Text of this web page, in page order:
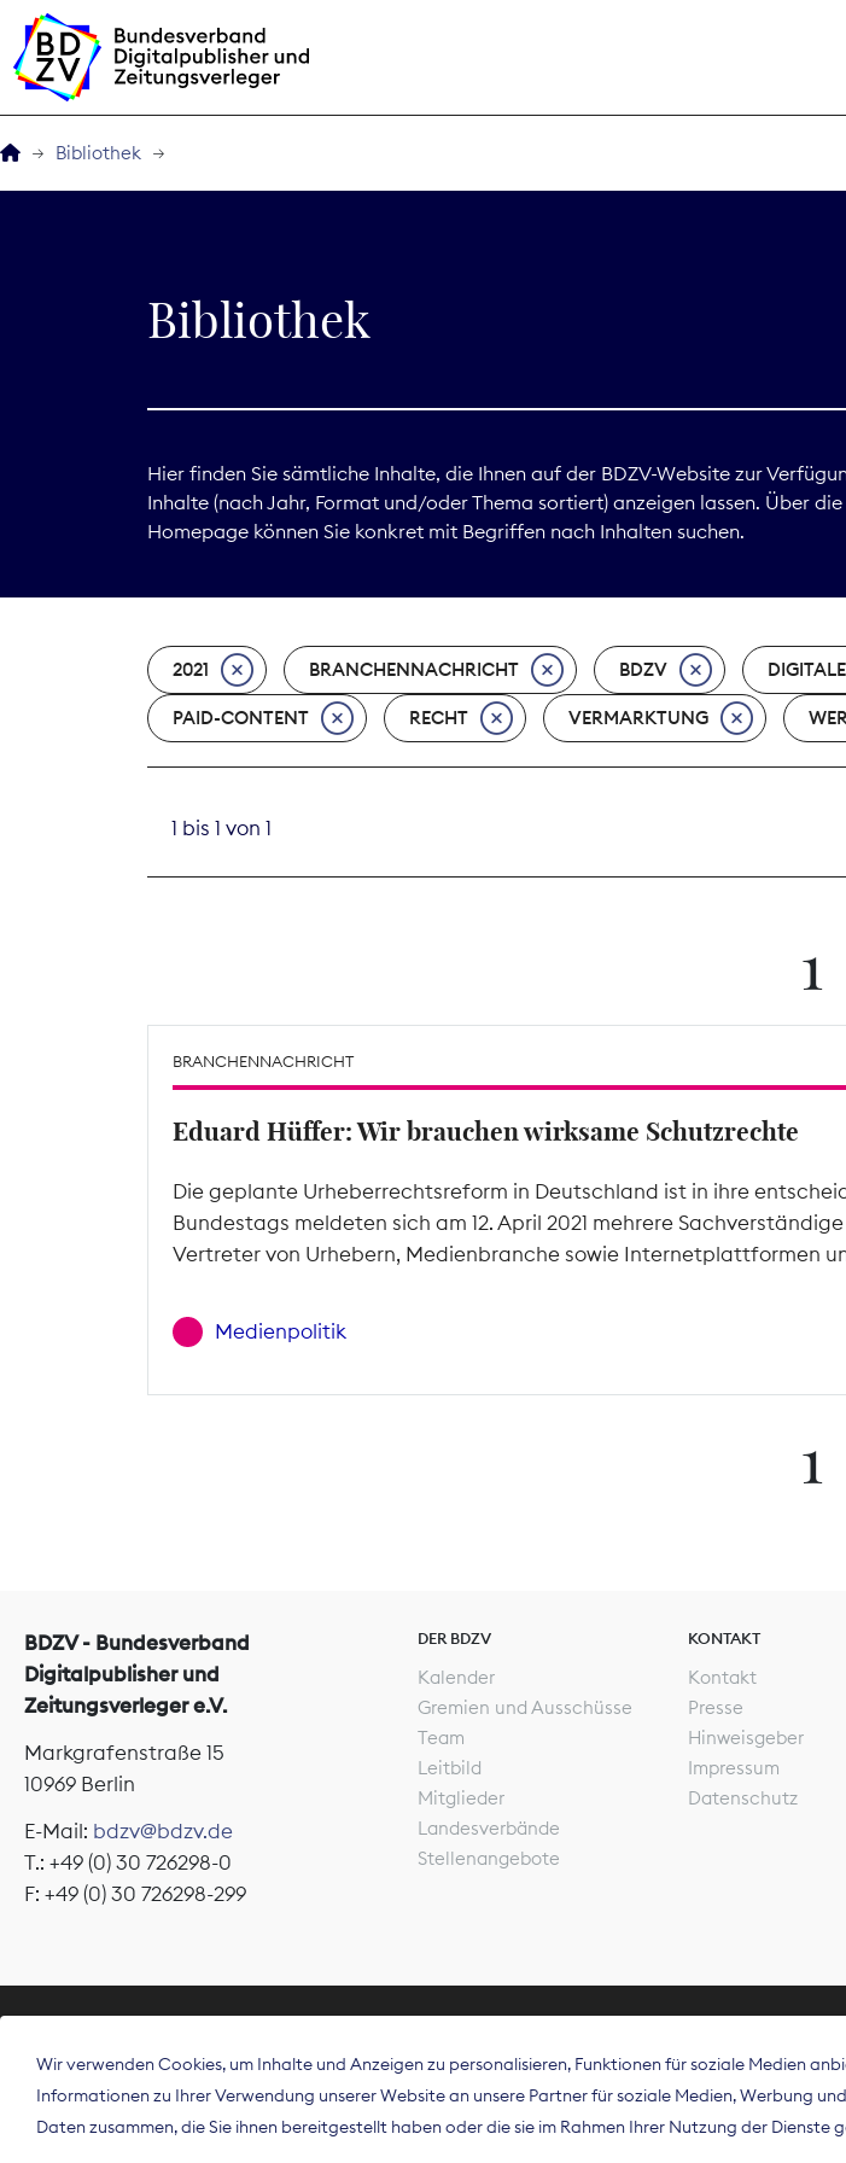
BDZVplus GmbH
Service
Bibliothek
Bibliothek
Hier finden Sie sämtliche Inhalte, die Ihnen auf der BDZV-Website zur
Inhalte (nach Jahr, Format und/oder Thema sortiert) anzeigen lassen. Über
Homepage können Sie konkret mit Begriffen nach Inhalten suchen.
2021 BRANCHENNACHRICHT BDZV
PAID-CONTENT RECHT VERMARKTUNG
1 bis 1 von 1
1
BRANCHENNACHRICHT
Eduard Hüffer: Wir brauchen wirksame Schutzrechte
Die geplante Urheberrechtsreform in Deutschland ist in ihre
Bundestags meldeten sich am 12. April 2021 mehrere
Vertreter von Urhebern, Medienbranche sowie Internetplattformen
Medienpolitik
1
BDZV - Bundesverband
Digitalpublisher und
Zeitungsverleger e.V.
Markgrafenstraße 15
10969 Berlin
E-Mail: bdzv@bdzv.de
T.: +49 (0) 30 726298-0
F: +49 (0) 30 726298-299
DER BDZV
Kalender
Gremien und Ausschüsse
Team
Leitbild
Mitglieder
Landesverbände
Stellenangebote
KONTAKT
Kontakt
Presse
Hinweisgeber
Impressum
Datenschutz
Der Bundesverband Digitalpublisher und
Spitzenorganisation die Interessen der
Deutschland und auf EU-Ebene.
Wir verwenden Cookies, um Inhalte und Anzeigen zu personalisieren, Funktionen für soziale Medien
Informationen zu Ihrer Verwendung unserer Website an unsere Partner für soziale Medien, Werbung
Daten zusammen, die Sie ihnen bereitgestellt haben oder die sie im Rahmen Ihrer Nutzung der